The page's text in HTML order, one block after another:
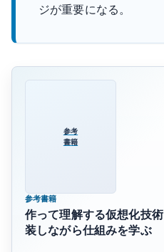
ジが重要になる。
参考
書籍
参考書籍
作って理解する仮想化技
装しながら仕組みを学ぶ